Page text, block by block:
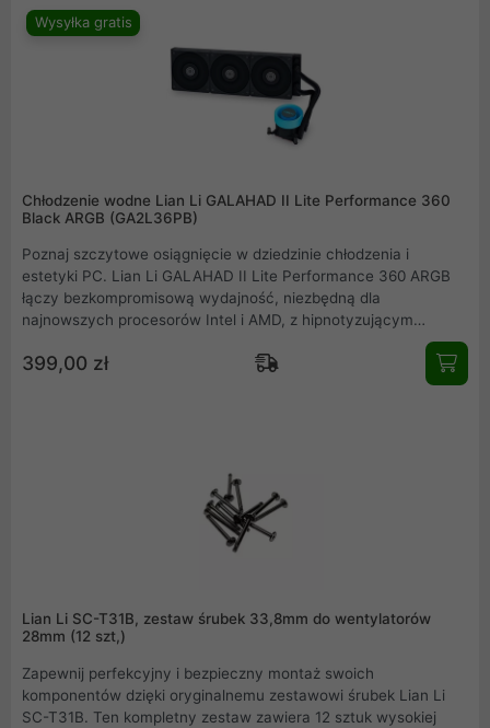
dbają o niskie temperatury i efektowne podświetlenie Twojego
autorskiego zestawu gamingowego.
Wysyłka gratis
Chłodzenie wodne Lian Li GALAHAD II Lite Performance 360
Black ARGB (GA2L36PB)
Poznaj szczytowe osiągnięcie w dziedzinie chłodzenia i
estetyki PC. Lian Li GALAHAD II Lite Performance 360 ARGB
łączy bezkompromisową wydajność, niezbędną dla
najnowszych procesorów Intel i AMD, z hipnotyzującym
designem. Potężny radiator 360mm, wydajne wentylatory i
mocna pompa gwarantują optymalne temperatury, podczas
gdy efektowny blok CPU z infinity mirror i personalizowane
399,00 zł
Lian Li SC-T31B, zestaw śrubek 33,8mm do wentylatorów
28mm (12 szt,)
Zapewnij perfekcyjny i bezpieczny montaż swoich
komponentów dzięki oryginalnemu zestawowi śrubek Lian Li
SC-T31B. Ten kompletny zestaw zawiera 12 sztuk wysokiej